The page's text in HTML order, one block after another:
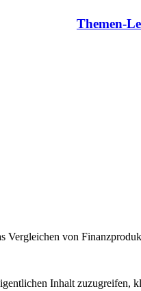
Themen-
Vergleichen von
Inhalt zuzugreifen,